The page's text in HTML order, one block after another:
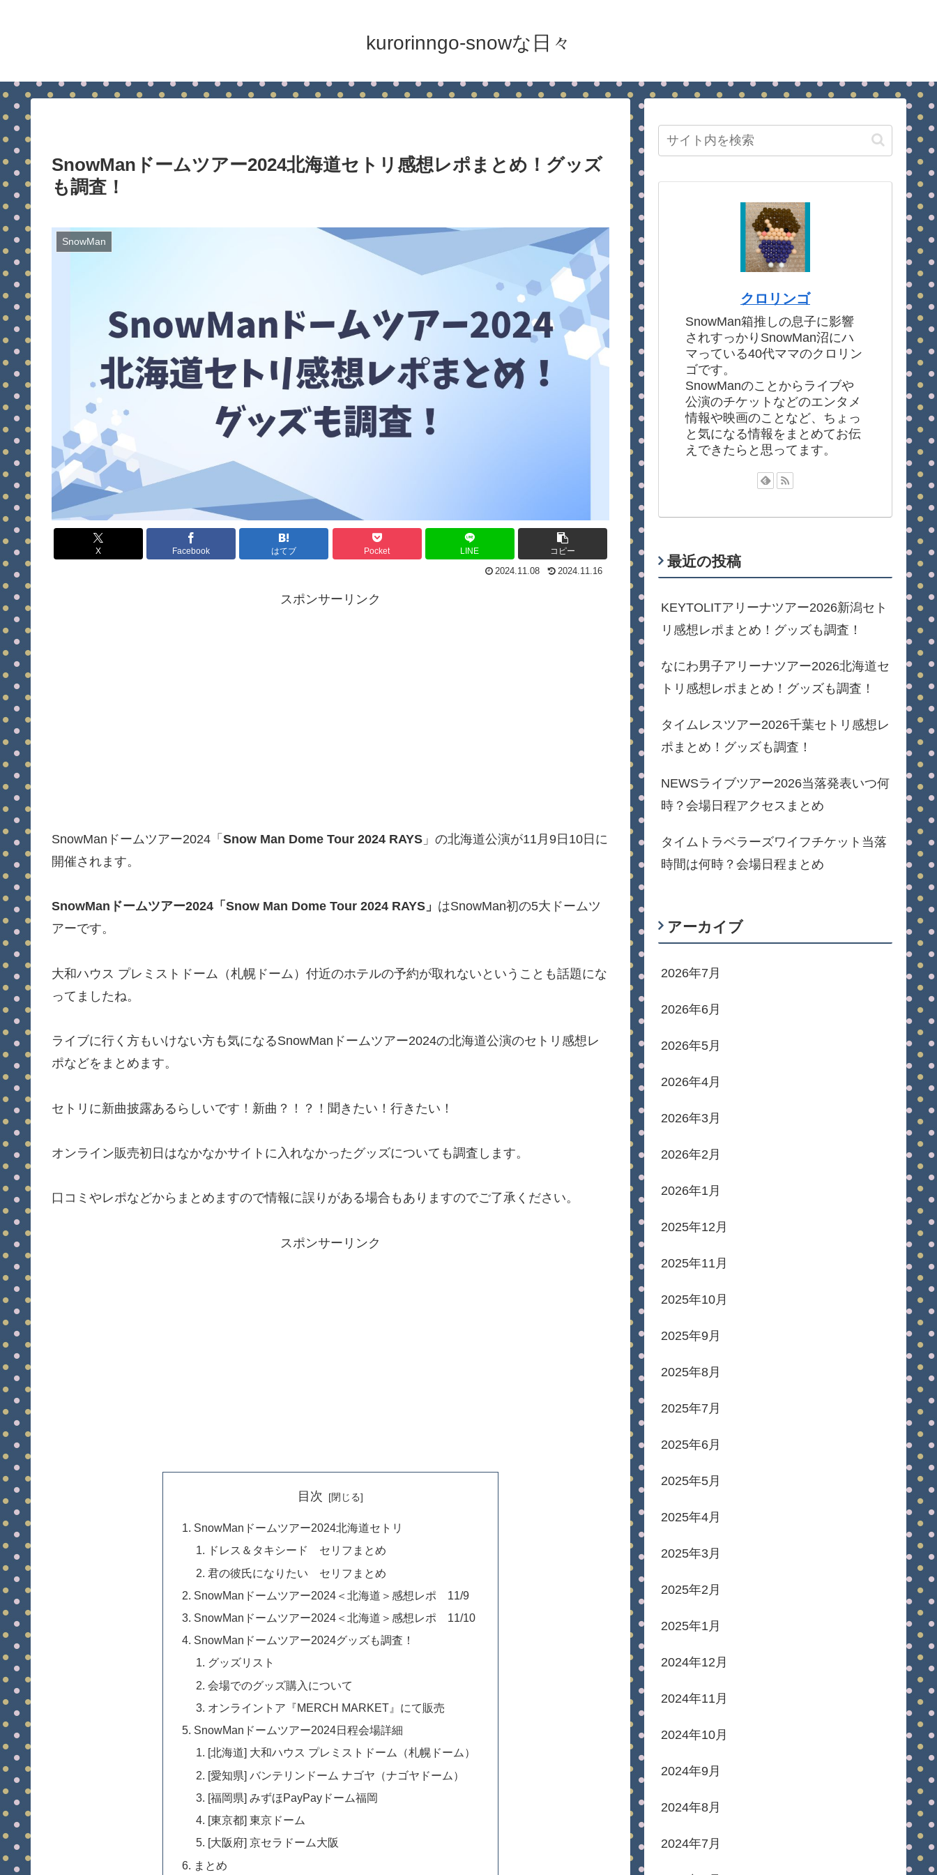
kurorinngo-snowな日々
SnowManドームツアー2024北海道セトリ感想レポまとめ！グッズ
も調査！
SnowMan
X Facebook はてブ Pocket LINE コピー
2024.11.08 2024.11.16
スポンサーリンク
SnowManドームツアー2024「 Snow Man Dome Tour 2024 RAYS 」の北海道公演が11月9日10日に
開催されます。
SnowManドームツアー2024「Snow Man Dome Tour 2024 RAYS」 はSnowMan初の5大ドームツ
アーです。
大和ハウス プレミストドーム（札幌ドーム）付近のホテルの予約が取れないということも話題にな
ってましたね。
ライブに行く方もいけない方も気になるSnowManドームツアー2024の北海道公演のセトリ感想レ
ポなどをまとめます。
セトリに新曲披露あるらしいです！新曲？！？！聞きたい！行きたい！
オンライン販売初日はなかなかサイトに入れなかったグッズについても調査します。
口コミやレポなどからまとめますので情報に誤りがある場合もありますのでご了承ください。
スポンサーリンク
目次
SnowManドームツアー2024北海道セトリ
ドレス＆タキシード セリフまとめ
君の彼氏になりたい セリフまとめ
SnowManドームツアー2024＜北海道＞感想レポ 11/9
SnowManドームツアー2024＜北海道＞感想レポ 11/10
SnowManドームツアー2024グッズも調査！
グッズリスト
会場でのグッズ購入について
オンライントア『MERCH MARKET』にて販売
SnowManドームツアー2024日程会場詳細
[北海道] 大和ハウス プレミストドーム（札幌ドーム）
[愛知県] バンテリンドーム ナゴヤ（ナゴヤドーム）
[福岡県] みずほPayPayドーム福岡
[東京都] 東京ドーム
[大阪府] 京セラドーム大阪
まとめ
クロリンゴ
SnowMan箱推しの息子に影響
されすっかりSnowMan沼にハ
マっている40代ママのクロリン
ゴです。
SnowManのことからライブや
公演のチケットなどのエンタメ
情報や映画のことなど、ちょっ
と気になる情報をまとめてお伝
えできたらと思ってます。
最近の投稿
KEYTOLITアリーナツアー2026新潟セト
リ感想レポまとめ！グッズも調査！
なにわ男子アリーナツアー2026北海道セ
トリ感想レポまとめ！グッズも調査！
タイムレスツアー2026千葉セトリ感想レ
ポまとめ！グッズも調査！
NEWSライブツアー2026当落発表いつ何
時？会場日程アクセスまとめ
タイムトラベラーズワイフチケット当落
時間は何時？会場日程まとめ
アーカイブ
2026年7月
2026年6月
2026年5月
2026年4月
2026年3月
2026年2月
2026年1月
2025年12月
2025年11月
2025年10月
2025年9月
2025年8月
2025年7月
2025年6月
2025年5月
2025年4月
2025年3月
2025年2月
2025年1月
2024年12月
2024年11月
2024年10月
2024年9月
2024年8月
2024年7月